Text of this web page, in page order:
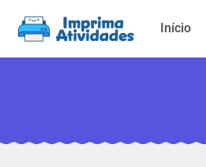
Início